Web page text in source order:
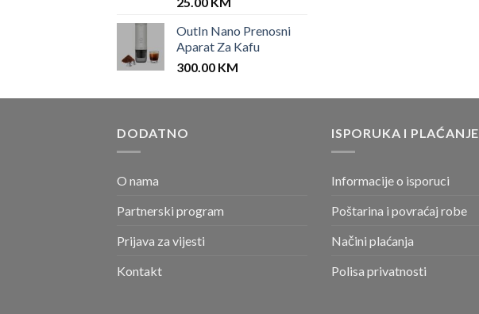
OutIn Nano Prenosni
Aparat Za Kafu
300.00 KM
DODATNO
O nama
Partnerski program
Prijava za vijesti
Kontakt
ISPORUKA I PLAĆANJE
Informacije o isporuci
Poštarina i povraćaj robe
Načini plaćanja
Polisa privatnosti